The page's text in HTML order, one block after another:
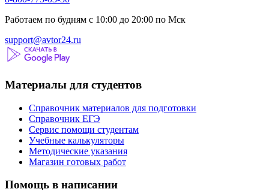
Работаем по будням с 10:00 до 20:00 по Мск
support@avtor24.ru
Материалы для студентов
Справочник материалов для подготовки
Справочник ЕГЭ
Сервис помощи студентам
Учебные калькуляторы
Методические указания
Магазин готовых работ
Помощь в написании